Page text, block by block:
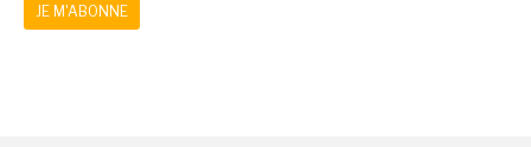
JE M'ABONNE